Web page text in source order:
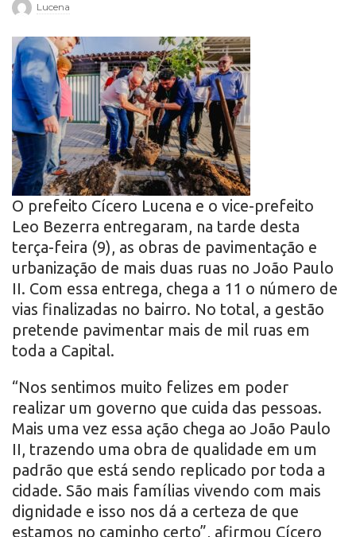
r
o
Lucena
O prefeito Cícero Lucena e o vice-prefeito
Leo Bezerra entregaram, na tarde desta
terça-feira (9), as obras de pavimentação e
urbanização de mais duas ruas no João Paulo
II. Com essa entrega, chega a 11 o número de
vias finalizadas no bairro. No total, a gestão
pretende pavimentar mais de mil ruas em
toda a Capital.
“Nos sentimos muito felizes em poder
realizar um governo que cuida das pessoas.
Mais uma vez essa ação chega ao João Paulo
II, trazendo uma obra de qualidade em um
padrão que está sendo replicado por toda a
cidade. São mais famílias vivendo com mais
dignidade e isso nos dá a certeza de que
estamos no caminho certo”, afirmou Cícero